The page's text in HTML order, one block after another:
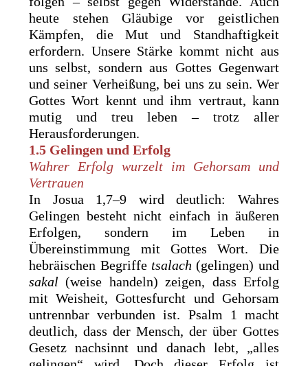
heute stehen Gläubige vor geistlichen
Kämpfen, die Mut und Standhaftigkeit
erfordern. Unsere Stärke kommt nicht aus
uns selbst, sondern aus Gottes Gegenwart
und seiner Verheißung, bei uns zu sein. Wer
Gottes Wort kennt und ihm vertraut, kann
mutig und treu leben – trotz aller
Herausforderungen.
1.5 Gelingen und Erfolg
Wahrer Erfolg wurzelt im Gehorsam und
Vertrauen
In Josua 1,7–9 wird deutlich: Wahres
Gelingen besteht nicht einfach in äußeren
Erfolgen, sondern im Leben in
Übereinstimmung mit Gottes Wort. Die
hebräischen Begriffe tsalach (gelingen) und
sakal (weise handeln) zeigen, dass Erfolg
mit Weisheit, Gottesfurcht und Gehorsam
untrennbar verbunden ist. Psalm 1 macht
deutlich, dass der Mensch, der über Gottes
Gesetz nachsinnt und danach lebt, „alles